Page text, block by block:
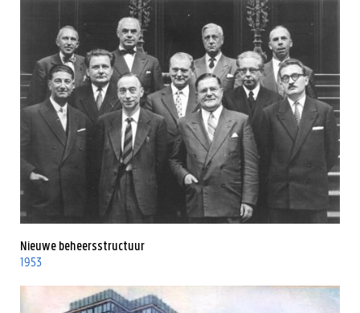
Nieuwe beheersstructuur
1953